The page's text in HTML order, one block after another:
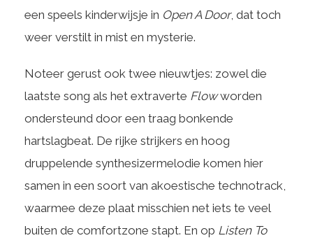
een speels kinderwijsje in Open A Door, dat toch
weer verstilt in mist en mysterie.
Noteer gerust ook twee nieuwtjes: zowel die
laatste song als het extraverte Flowworden
ondersteund door een traag bonkende
hartslagbeat. De rijke strijkers en hoog
druppelende synthesizermelodie komen hier
samen in een soort van akoestische technotrack,
waarmee deze plaat misschien net iets te veel
buiten de comfortzone stapt. En op Listen To